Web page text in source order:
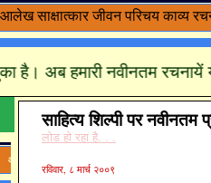
आलेख साक्षात्कार जीवन परिचय काव्य
हमारी नवीनतम रचनायें यहाँ
साहित्य शिल्पी पर नवीनतम
लोड हो रहा है. . .
रविवार, ८ मार्च २००९